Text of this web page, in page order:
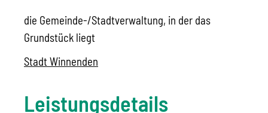
die Gemeinde-/Stadtverwaltung, in der das
Grundstück liegt
Stadt Winnenden
Leistungsdetails